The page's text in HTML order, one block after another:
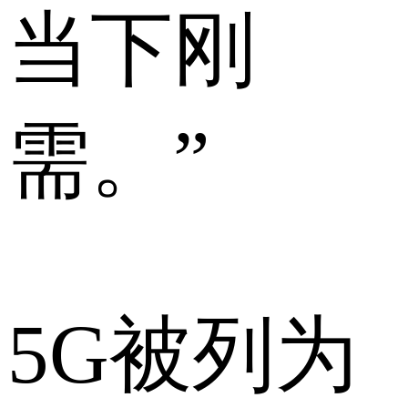
当下刚
需。”
5G被列为